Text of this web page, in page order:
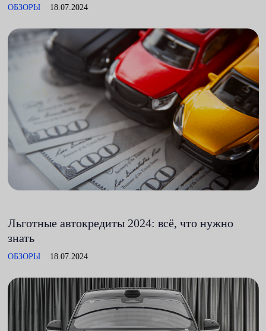
ОБЗОРЫ 18.07.2024
Льготные автокредиты 2024: всё, что нужно
знать
ОБЗОРЫ 18.07.2024